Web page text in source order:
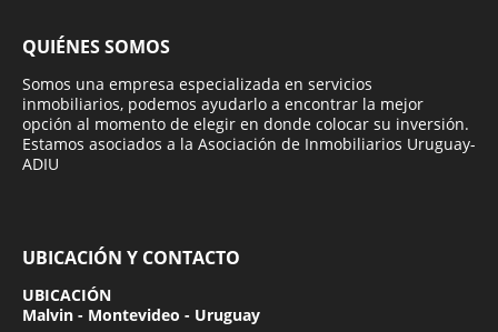
QUIÉNES SOMOS
Somos una empresa especializada en servicios
inmobiliarios, podemos ayudarlo a encontrar la mejor
opción al momento de elegir en donde colocar su inversión.
Estamos asociados a la Asociación de Inmobiliarios Uruguay-
ADIU
UBICACIÓN Y CONTACTO
UBICACIÓN
Malvin - Montevideo - Uruguay